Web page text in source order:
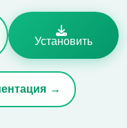
Установить